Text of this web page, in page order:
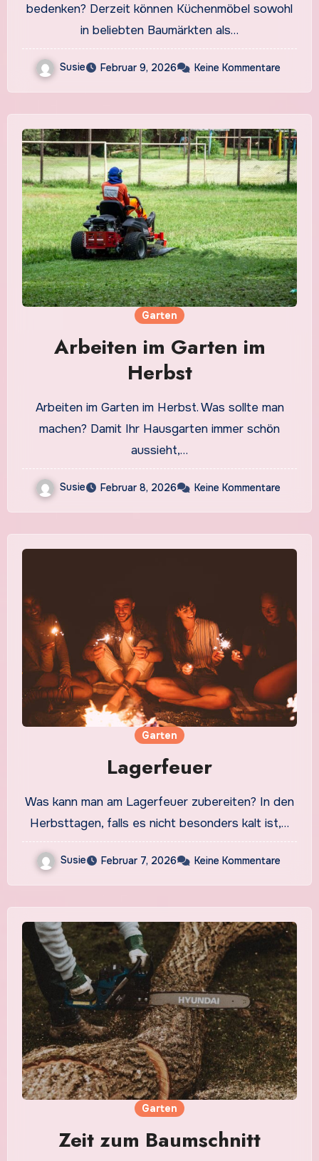
bedenken? Derzeit können Küchenmöbel sowohl
in beliebten Baumärkten als…
Susie Februar 9, 2026 Keine Kommentare
Garten
Arbeiten im Garten im
Herbst
Arbeiten im Garten im Herbst. Was sollte man
machen? Damit Ihr Hausgarten immer schön
aussieht,…
Susie Februar 8, 2026 Keine Kommentare
Garten
Lagerfeuer
Was kann man am Lagerfeuer zubereiten? In den
Herbsttagen, falls es nicht besonders kalt ist,…
Susie Februar 7, 2026 Keine Kommentare
Garten
Zeit zum Baumschnitt